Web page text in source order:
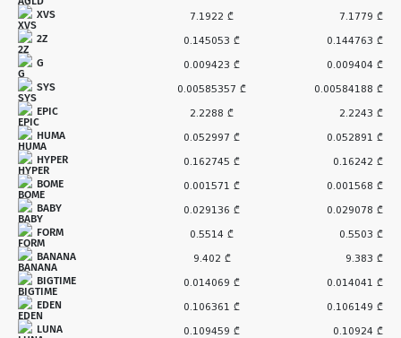
XVS 7.1922 ₾ 7.1779 ₾
2Z 0.145053 ₾ 0.144763 ₾
G 0.009423 ₾ 0.009404 ₾
SYS 0.00585357 ₾ 0.00584188 ₾
EPIC 2.2288 ₾ 2.2243 ₾
HUMA 0.052997 ₾ 0.052891 ₾
HYPER 0.162745 ₾ 0.16242 ₾
BOME 0.001571 ₾ 0.001568 ₾
BABY 0.029136 ₾ 0.029078 ₾
FORM 0.5514 ₾ 0.5503 ₾
BANANA 9.402 ₾ 9.383 ₾
BIGTIME 0.014069 ₾ 0.014041 ₾
EDEN 0.106361 ₾ 0.106149 ₾
LUNA 0.109459 ₾ 0.10924 ₾